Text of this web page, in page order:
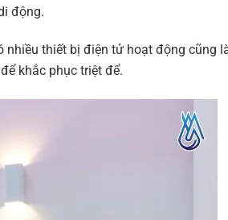
động.
thiết bị điện tử hoạt động cũng
khắc phục triệt để.